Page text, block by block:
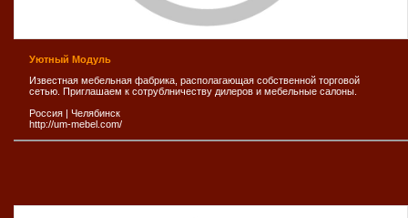
Уютный Модуль
Известная мебельная фабрика, располагающая собственной торговой
сетью. Приглашаем к сотрублничеству дилеров и мебельные салоны.
Россия | Челябинск
http://um-mebel.com/